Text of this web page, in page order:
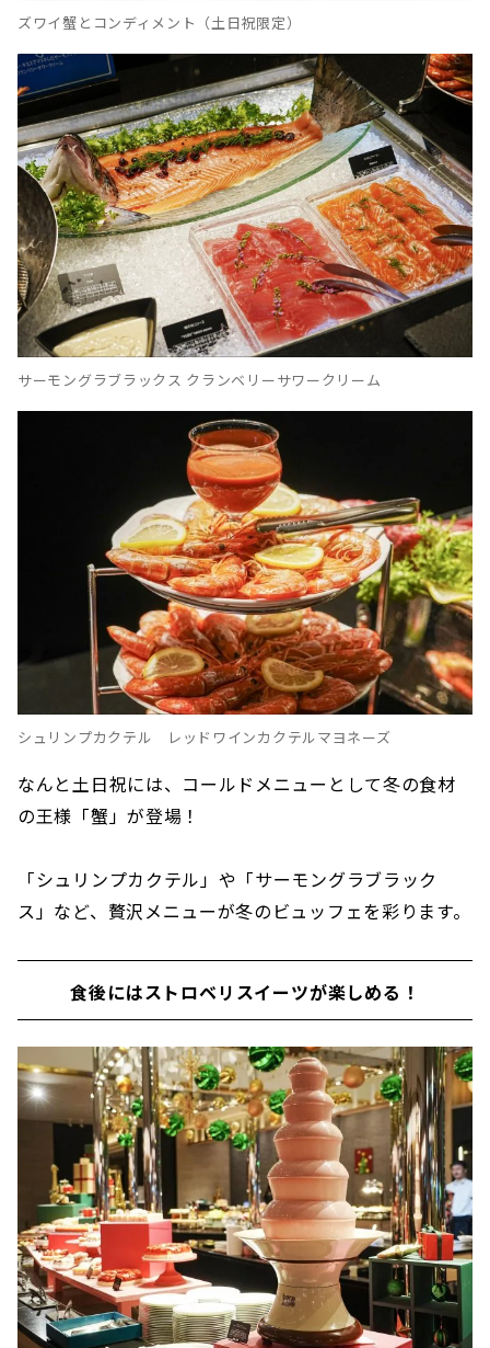
ズワイ蟹とコンディメント（土日祝限定）
サーモングラブラックス クランベリーサワークリーム
シュリンプカクテル レッドワインカクテルマヨネーズ
なんと土日祝には、コールドメニューとして冬の食材
の王様「蟹」が登場！
「シュリンプカクテル」や「サーモングラブラック
ス」など、贅沢メニューが冬のビュッフェを彩ります。
食後にはストロベリスイーツが楽しめる！